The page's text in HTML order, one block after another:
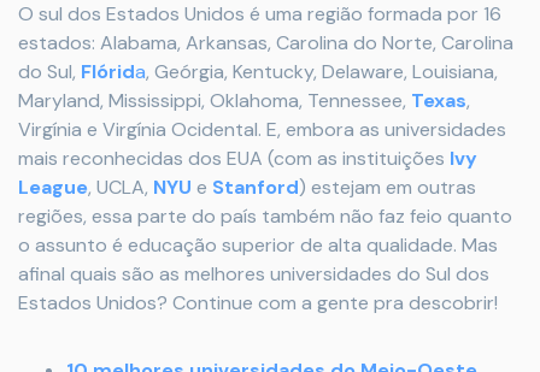
O sul dos Estados Unidos é uma região formada por 16
estados: Alabama, Arkansas, Carolina do Norte, Carolina
do Sul, Flórida, Geórgia, Kentucky, Delaware, Louisiana,
Maryland, Mississippi, Oklahoma, Tennessee, Texas,
Virgínia e Virgínia Ocidental. E, embora as universidades
mais reconhecidas dos EUA (com as instituições Ivy
League, UCLA, NYU e Stanford) estejam em outras
regiões, essa parte do país também não faz feio quanto
o assunto é educação superior de alta qualidade. Mas
afinal quais são as melhores universidades do Sul dos
Estados Unidos? Continue com a gente pra descobrir!